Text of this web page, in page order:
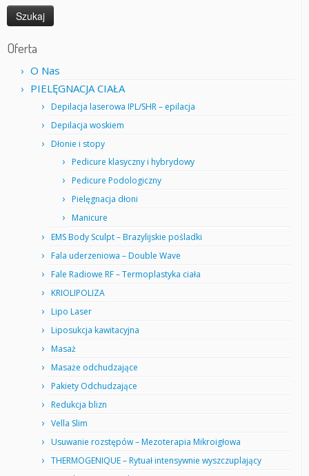
Oferta
O Nas
PIELĘGNACJA CIAŁA
Depilacja laserowa IPL/SHR – epilacja
Depilacja woskiem
Dłonie i stopy
Pedicure klasyczny i hybrydowy
Pedicure Podologiczny
Pielęgnacja dłoni
Manicure
EMS Body Sculpt – Brazylijskie pośladki
Fala uderzeniowa – Double Wave
Fale Radiowe RF – Termoplastyka ciała
KRIOLIPOLIZA
Lipo Laser
Liposukcja kawitacyjna
Masaż
Masaże odchudzające
Pakiety Odchudzające
Redukcja blizn
Vella Slim
Usuwanie rozstępów – Mezoterapia Mikroigłowa
THERMOGENIQUE – Rytuał intensywnie wyszczuplający